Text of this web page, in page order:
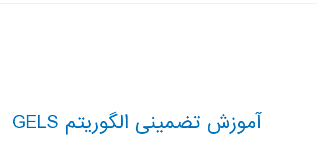
آموزش تضمینی الگوریتم GELS